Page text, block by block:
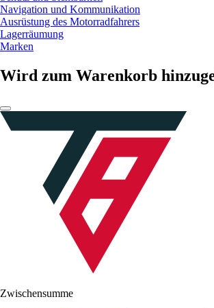
Navigation und Kommunikation
Ausrüstung des Motorradfahrers
Lagerräumung
Marken
Wird zum Warenkorb
Zwischensumme